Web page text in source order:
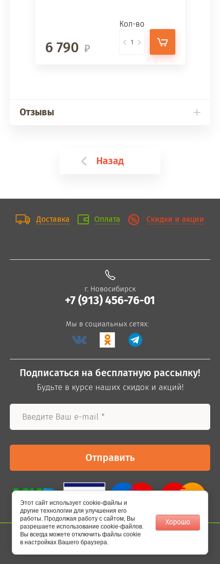
6 790
Кол-во
Отзывы
Назад
Доставка Оплата Скидки и акции
г. Новосибирск
+7 (913) 456-76-01
Мы в социальных сетях:
Подписаться на бесплатную рассылку!
Будьте в курсе наших скидок и акций!
Отправить
Этот сайт использует cookie-файлы и
другие технологии для улучшения его
работы. Продолжая работу с сайтом, Вы
разрешаете использование cookie-файлов.
Вы всегда можете отключить файлы cookie
в настройках Вашего браузера.
Хорошо